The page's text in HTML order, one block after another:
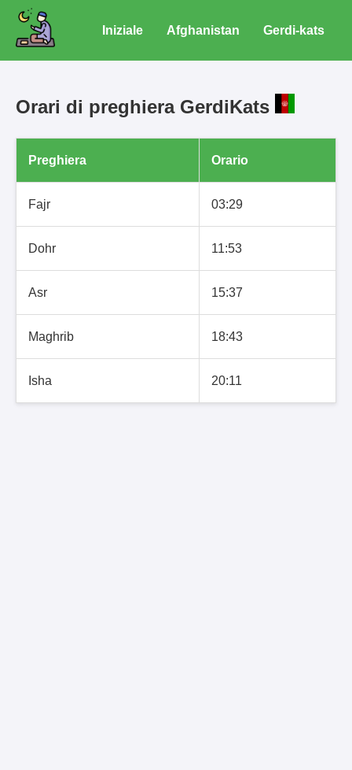
Iniziale Afghanistan Gerdi-kats
Orari di preghiera GerdiKats
Preghiera Orario
Fajr 03:29
Dohr 11:53
Asr 15:37
Maghrib 18:43
Isha 20:11